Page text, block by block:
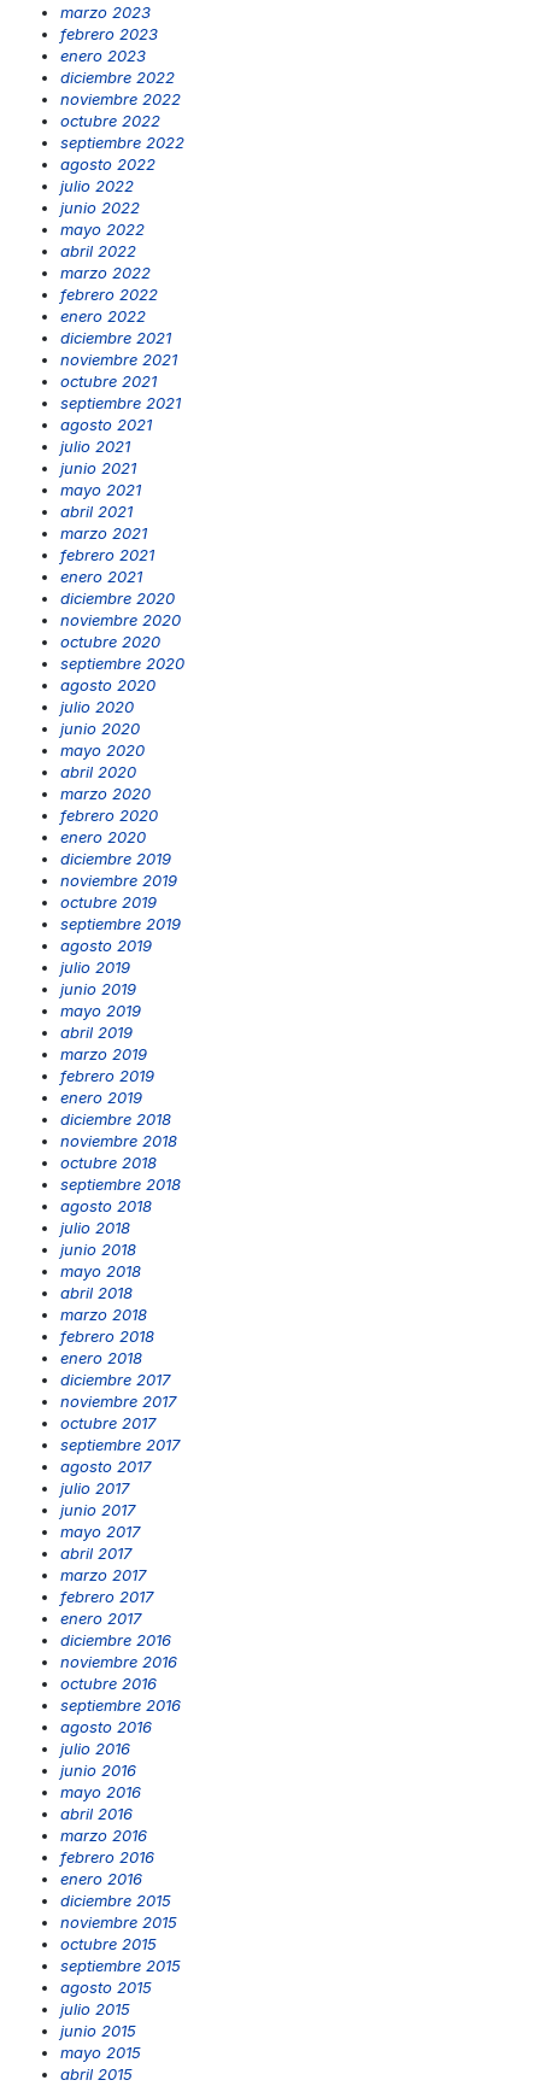
marzo 2023
febrero 2023
enero 2023
diciembre 2022
noviembre 2022
octubre 2022
septiembre 2022
agosto 2022
julio 2022
junio 2022
mayo 2022
abril 2022
marzo 2022
febrero 2022
enero 2022
diciembre 2021
noviembre 2021
octubre 2021
septiembre 2021
agosto 2021
julio 2021
junio 2021
mayo 2021
abril 2021
marzo 2021
febrero 2021
enero 2021
diciembre 2020
noviembre 2020
octubre 2020
septiembre 2020
agosto 2020
julio 2020
junio 2020
mayo 2020
abril 2020
marzo 2020
febrero 2020
enero 2020
diciembre 2019
noviembre 2019
octubre 2019
septiembre 2019
agosto 2019
julio 2019
junio 2019
mayo 2019
abril 2019
marzo 2019
febrero 2019
enero 2019
diciembre 2018
noviembre 2018
octubre 2018
septiembre 2018
agosto 2018
julio 2018
junio 2018
mayo 2018
abril 2018
marzo 2018
febrero 2018
enero 2018
diciembre 2017
noviembre 2017
octubre 2017
septiembre 2017
agosto 2017
julio 2017
junio 2017
mayo 2017
abril 2017
marzo 2017
febrero 2017
enero 2017
diciembre 2016
noviembre 2016
octubre 2016
septiembre 2016
agosto 2016
julio 2016
junio 2016
mayo 2016
abril 2016
marzo 2016
febrero 2016
enero 2016
diciembre 2015
noviembre 2015
octubre 2015
septiembre 2015
agosto 2015
julio 2015
junio 2015
mayo 2015
abril 2015